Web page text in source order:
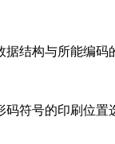
结构与所能编
符号的印刷位